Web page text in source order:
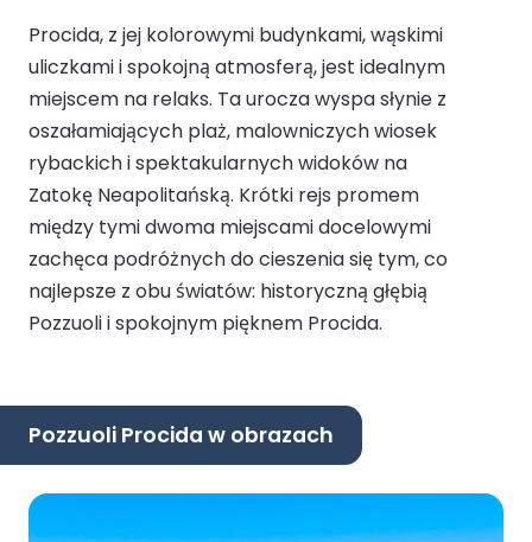
Procida, z jej kolorowymi budynkami, wąskimi
uliczkami i spokojną atmosferą, jest idealnym
miejscem na relaks. Ta urocza wyspa słynie z
oszałamiających plaż, malowniczych wiosek
rybackich i spektakularnych widoków na
Zatokę Neapolitańską. Krótki rejs promem
między tymi dwoma miejscami docelowymi
zachęca podróżnych do cieszenia się tym, co
najlepsze z obu światów: historyczną głębią
Pozzuoli i spokojnym pięknem Procida.
Pozzuoli Procida w obrazach